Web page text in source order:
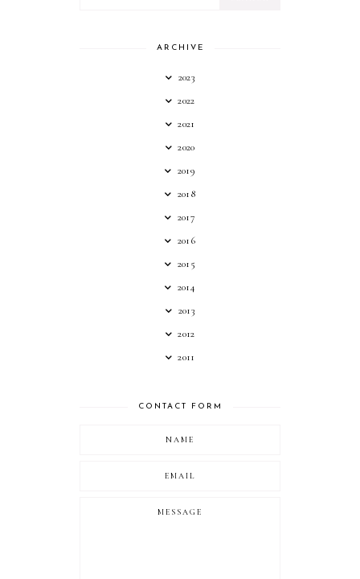
ARCHIVE
2023
2022
2021
2020
2019
2018
2017
2016
2015
2014
2013
2012
2011
CONTACT FORM